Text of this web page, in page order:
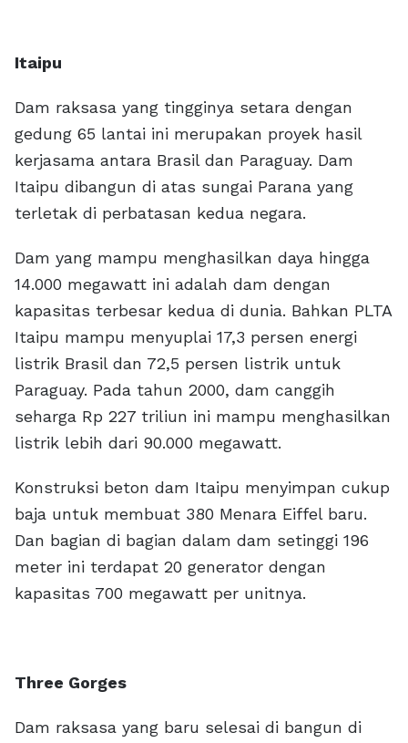
Itaipu
Dam raksasa yang tingginya setara dengan
gedung 65 lantai ini merupakan proyek hasil
kerjasama antara Brasil dan Paraguay. Dam
Itaipu dibangun di atas sungai Parana yang
terletak di perbatasan kedua negara.
Dam yang mampu menghasilkan daya hingga
14.000 megawatt ini adalah dam dengan
kapasitas terbesar kedua di dunia. Bahkan PLTA
Itaipu mampu menyuplai 17,3 persen energi
listrik Brasil dan 72,5 persen listrik untuk
Paraguay. Pada tahun 2000, dam canggih
seharga Rp 227 triliun ini mampu menghasilkan
listrik lebih dari 90.000 megawatt.
Konstruksi beton dam Itaipu menyimpan cukup
baja untuk membuat 380 Menara Eiffel baru.
Dan bagian di bagian dalam dam setinggi 196
meter ini terdapat 20 generator dengan
kapasitas 700 megawatt per unitnya.
Three Gorges
Dam raksasa yang baru selesai di bangun di